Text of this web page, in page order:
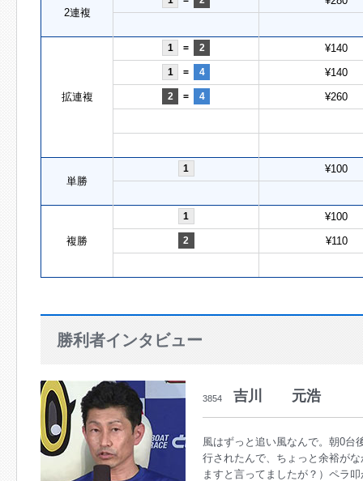
2連複
拡連複
1 = 2 ¥140
1 = 4 ¥140
2 = 4 ¥260
単勝
1 ¥100
複勝
1 ¥100
2 ¥110
勝利者インタビュー
3854 吉川 元浩
風はずっと追い風なんで。朝0台
行されたんで、ちょっと余裕が
ますと言ってましたが？）ペラ